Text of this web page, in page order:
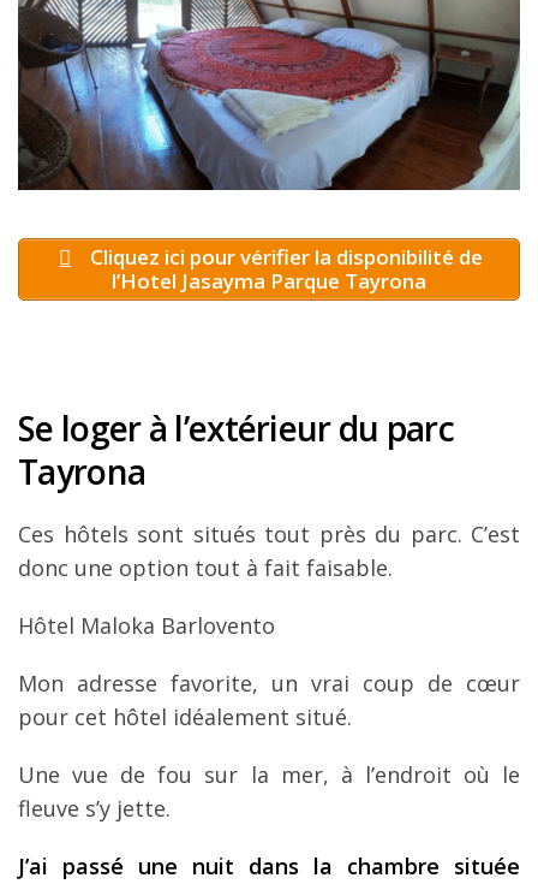
Cliquez ici pour vérifier la disponibilité de
l’Hotel Jasayma Parque Tayrona
Se loger à l’extérieur du parc
Tayrona
Ces hôtels sont situés tout près du parc. C’est
donc une option tout à fait faisable.
Hôtel Maloka Barlovento
Mon adresse favorite, un vrai coup de cœur
pour cet hôtel idéalement situé.
Une vue de fou sur la mer, à l’endroit où le
fleuve s’y jette.
J’ai passé une nuit dans la chambre située